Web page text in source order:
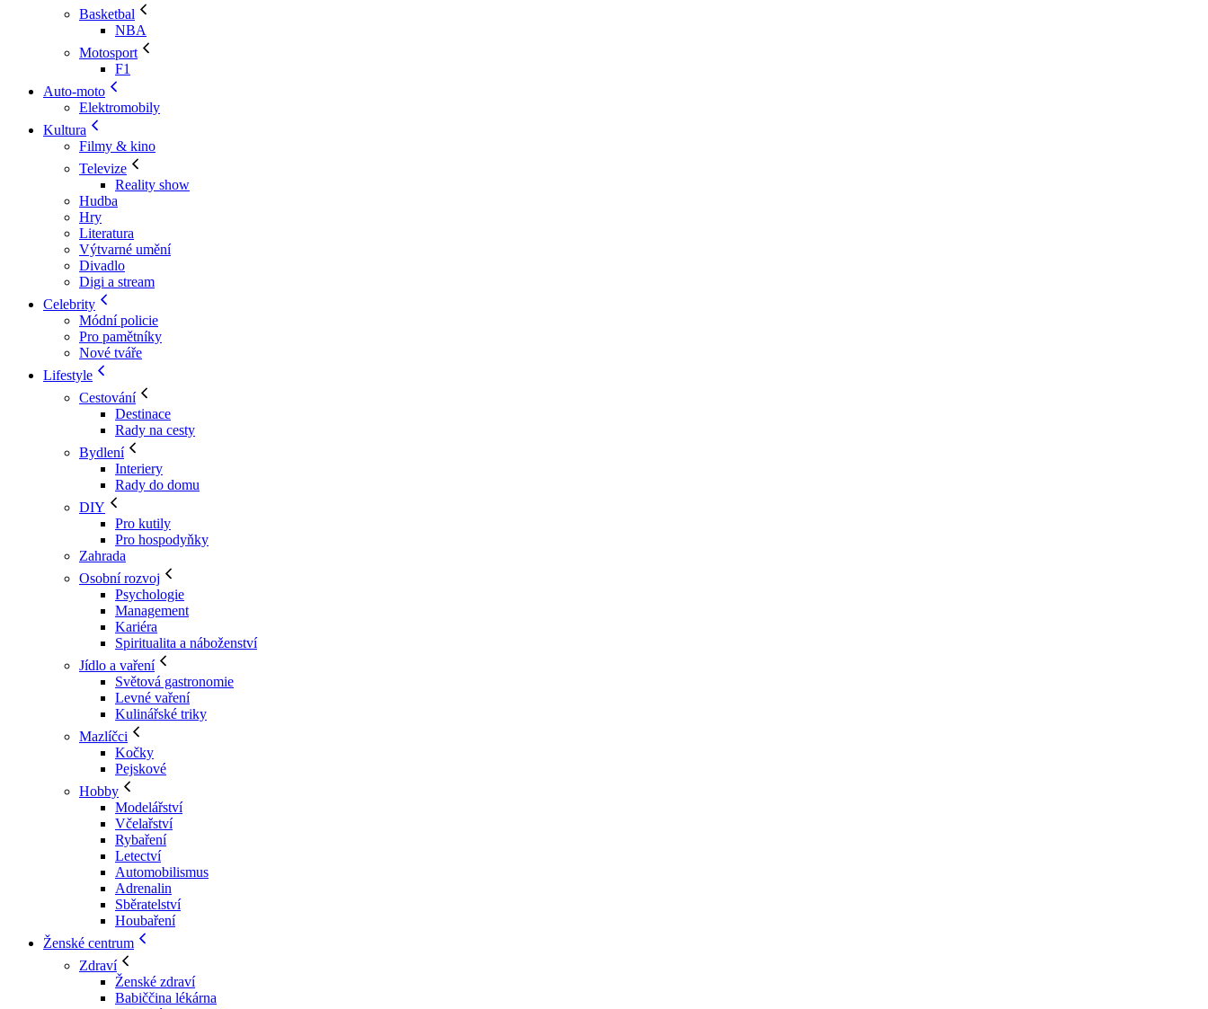
Basketbal
NBA
Motosport
F1
Auto-moto
Elektromobily
Kultura
Filmy & kino
Televize
Reality show
Hudba
Hry
Literatura
Výtvarné umění
Divadlo
Digi a stream
Celebrity
Módní policie
Pro pamětníky
Nové tváře
Lifestyle
Cestování
Destinace
Rady na cesty
Bydlení
Interiery
Rady do domu
DIY
Pro kutily
Pro hospodyňky
Zahrada
Osobní rozvoj
Psychologie
Management
Kariéra
Spiritualita a náboženství
Jídlo a vaření
Světová gastronomie
Levné vaření
Kulinářské triky
Mazlíčci
Kočky
Pejskové
Hobby
Modelářství
Včelařství
Rybaření
Letectví
Automobilismus
Adrenalin
Sběratelství
Houbaření
Ženské centrum
Zdraví
Ženské zdraví
Babiččina lékárna